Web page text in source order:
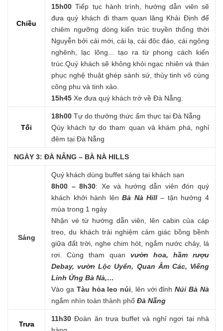
Chiều
15h00Tiếp tục hành trình, hướng dẫn viên sẽ
đưa quý khách đi tham quan lăng Khải Định để
chiêm ngưỡng dòng kiến trúc truyền thống thời
Nguyễn bởi cái mới, cái lạ, cái độc đáo, cái ngông
nghênh, lạc lõng... tạo ra từ phong cách kiến
trúc.Quý khách sẽ không khỏi ngạc nhiên và thán
phục nghệ thuật ghép sành sứ, thủy tinh vô cùng
công phu và tinh xảo.
15h45Xe đưa quý khách trở về Đà Nẵng.
Tối
18h00Tự do thưởng thức ẩm thực tại Đà Nẵng
Qúy khách tự do tham quan và khám phá, nghỉ
đêm tại Đà Nẵng
NGÀY 3: ĐÀ NẴNG – BÀ NÀ HILLS
Sáng
Quý khách dùng buffet sáng tại khách sạn
8h00 – 8h30: Xe và hướng dẫn viên đón quý
khách khởi hành lênBà Nà Hill– tận hưởng 4
mùa trong 1 ngày
Nhận vé từ hướng dẫn viên, lên cabin của cáp
treo, du khách trải nghiệm cảm giác bồng bềnh
giữa đất trời, nghe chim hót, ngắm nước chảy, lá
rơi. Cùng tham quan vườn hoa, hầm rượu
Debay, vườn Lộc Uyển, Quan Âm Các, Viếng
Linh Ứng Bà Nà,…
Vào ga Tàu hỏa leo núi, lên với đỉnhNúi Bà Nà
ngắm nhìn toàn thành phốĐà Nẵng
Trưa
11h30Đoàn ăn trưa buffet và nghỉ ngơi tại nhà